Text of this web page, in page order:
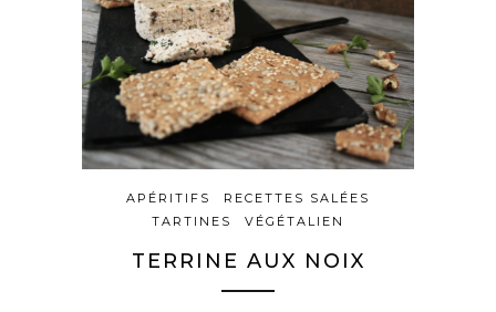
APÉRITIFS
RECETTES SALÉES
TARTINES
VÉGÉTALIEN
TERRINE AUX NOIX